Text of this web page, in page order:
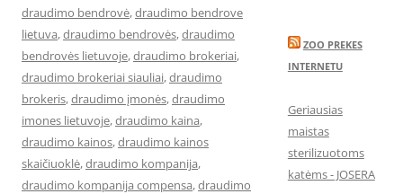
draudimo bendrovė,draudimo bendrove
lietuva,draudimo bendrovės,draudimo
bendrovės lietuvoje,draudimo brokeriai,
draudimo brokeriai siauliai,draudimo
brokeris,draudimo įmonės,draudimo
imones lietuvoje,draudimo kaina,
draudimo kainos,draudimo kainos
skaičiuoklė,draudimo kompanija,
draudimo kompanija compensa,draudimo
ZOO PREKES
INTERNETU
Geriausias
maistas
sterilizuotoms
katėms - JOSERA